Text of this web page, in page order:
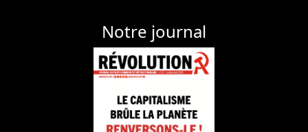
Notre journal